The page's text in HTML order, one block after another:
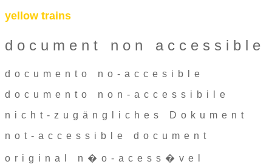
yellow trains
document non accessible
documento no-accesible
documento non-accessibile
nicht-zugängliches Dokument
not-accessible document
original n�o-acess�vel